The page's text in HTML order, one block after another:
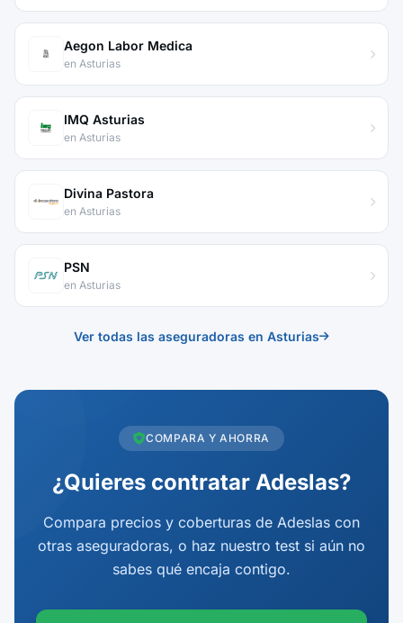
Aegon Labor Medica
en Asturias
IMQ Asturias
en Asturias
Divina Pastora
en Asturias
PSN
en Asturias
Ver todas las aseguradoras en Asturias
COMPARA Y AHORRA
¿Quieres contratar Adeslas?
Compara precios y coberturas de Adeslas con
otras aseguradoras, o haz nuestro test si aún no
sabes qué encaja contigo.